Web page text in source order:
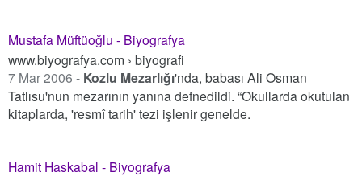
Mustafa Müftüoğlu - Biyografya
www.biyografya.com › biyografi
7 Mar 2006 - Kozlu Mezarlığı'nda, babası Ali Osman
Tatlısu'nun mezarının yanına defnedildi. “Okullarda okutulan
kitaplarda, 'resmî tarih' tezi işlenir genelde.
Hamit Haskabal - Biyografya